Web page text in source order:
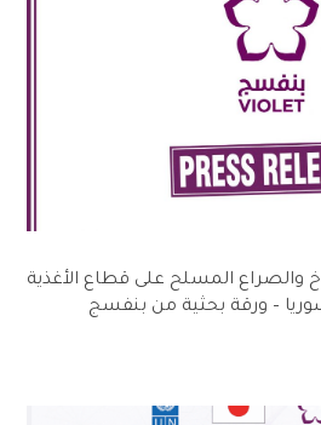
والصراع المسلح على قطاع الأغذية
– ورقة بحثية من بنفسج